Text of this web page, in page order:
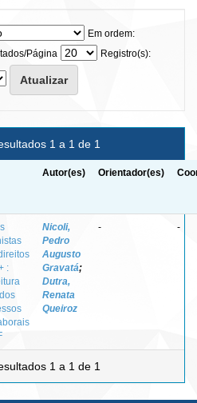
Em ordem:
Página
Registro(s):
1 a 1 de 1
Autor(es) Orientador(es)
:
Nicoli,
Pedro
Augusto
Gravatá;
Dutra,
Renata
Queiroz
- -
1 a 1 de 1